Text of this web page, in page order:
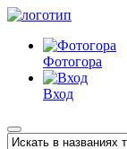
Фотогора
Вход